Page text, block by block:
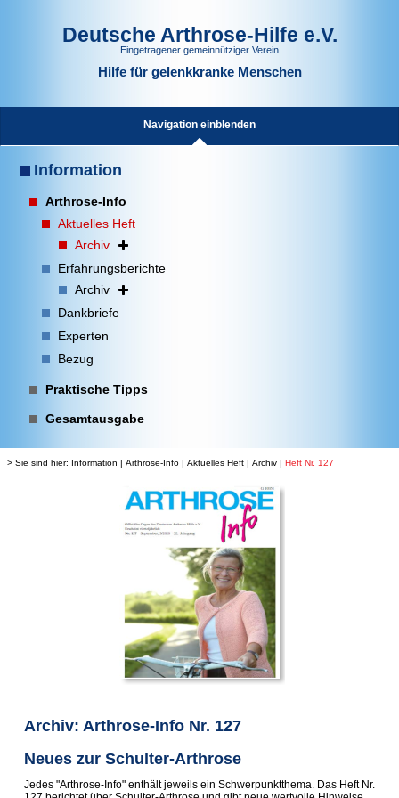
Deutsche Arthrose-Hilfe e.V.
Eingetragener gemeinnütziger Verein
Hilfe für gelenkkranke Menschen
Navigation einblenden
Information
Arthrose-Info
Aktuelles Heft
Archiv
Erfahrungsberichte
Archiv
Dankbriefe
Experten
Bezug
Praktische Tipps
Gesamtausgabe
> Sie sind hier: Information | Arthrose-Info | Aktuelles Heft | Archiv | Heft Nr. 127
Archiv: Arthrose-Info Nr. 127
Neues zur Schulter-Arthrose
Jedes "Arthrose-Info" enthält jeweils ein Schwerpunktthema. Das Heft Nr.